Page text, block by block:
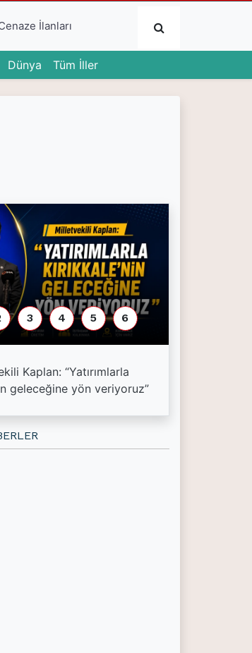
Submit
İlanları
Dünya (current)
Tüm İller
Kaplan: “Yatırımlarla
geleceğine yön veriyoruz”
3 4 5 6